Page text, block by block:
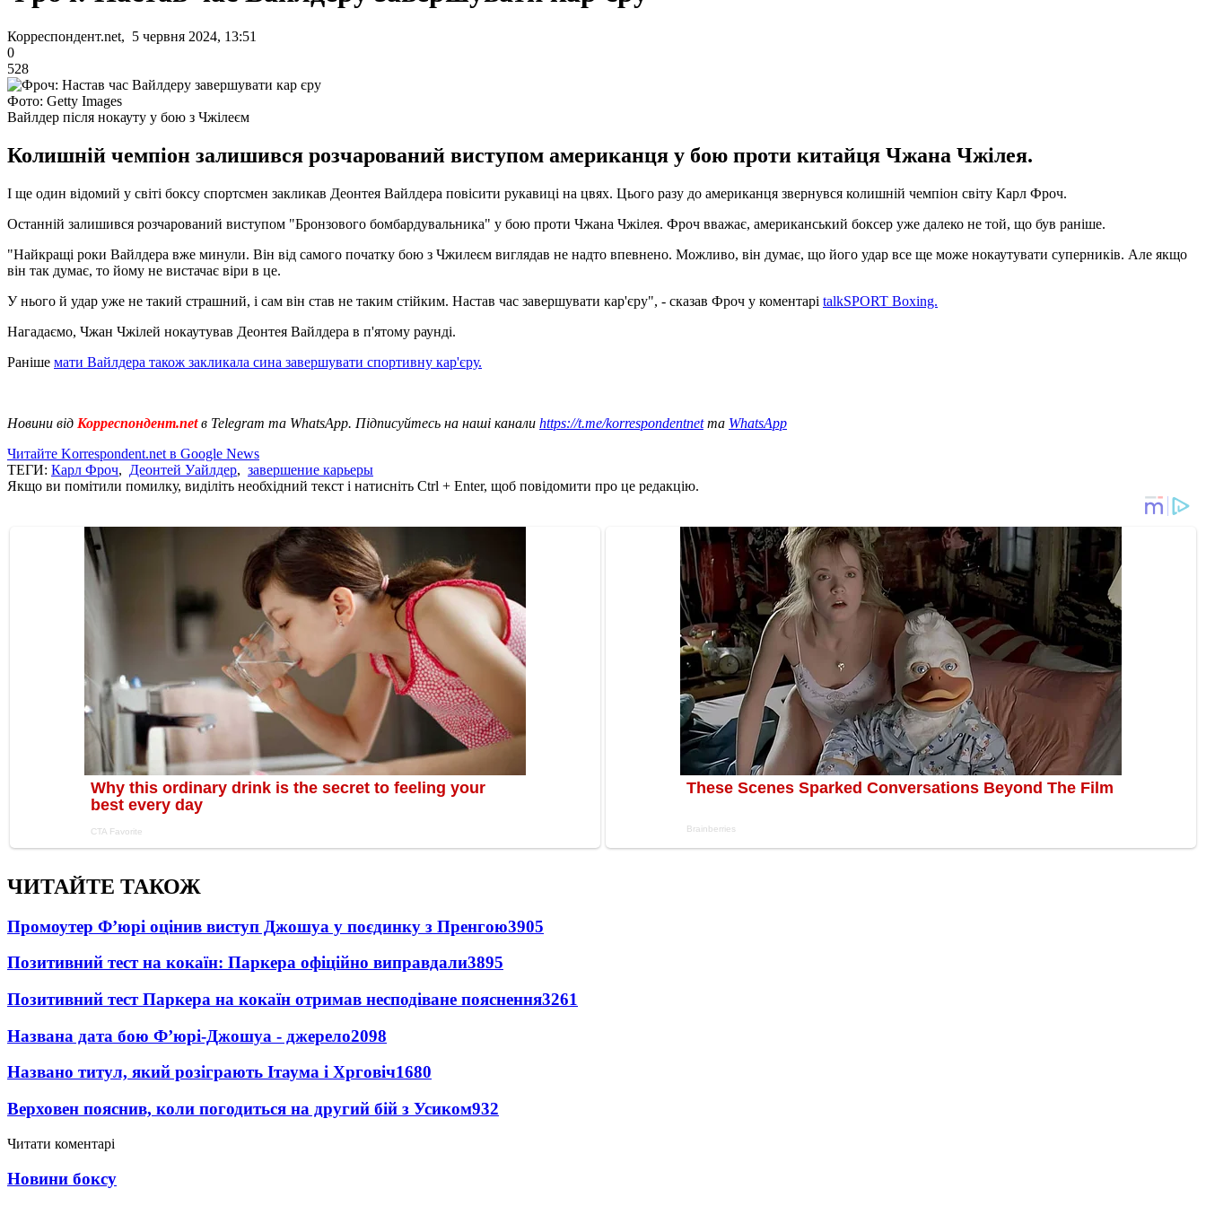
Корреспондент.net, 5 червня 2024, 13:51
0
528
Фото: Getty Images
Вайлдер після нокауту у бою з Чжілеєм
Колишній чемпіон залишився розчарований виступом американця у бою проти китайця Чжана Чжілея.
І ще один відомий у світі боксу спортсмен закликав Деонтея Вайлдера повісити рукавиці на цвях. Цього разу до американця звернувся колишній чемпіон світу Карл Фроч.
Останній залишився розчарований виступом "Бронзового бомбардувальника" у бою проти Чжана Чжілея. Фроч вважає, американський боксер уже далеко не той, що був раніше.
"Найкращі роки Вайлдера вже минули. Він від самого початку бою з Чжилеєм виглядав не надто впевнено. Можливо, він думає, що його удар все ще може нокаутувати суперників. Але якщо
він так думає, то йому не вистачає віри в це.
У нього й удар уже не такий страшний, і сам він став не таким стійким. Настав час завершувати кар'єру", - сказав Фроч у коментарі talkSPORT Boxing.
Нагадаємо, Чжан Чжілей нокаутував Деонтея Вайлдера в п'ятому раунді.
Раніше мати Вайлдера також закликала сина завершувати спортивну кар'єру.
Новини від Корреспондент.netв Telegram та WhatsApp. Підписуйтесь на наші канали https://t.me/korrespondentnetта WhatsApp
Читайте Korrespondent.net в Google News
ТЕГИ: Карл Фроч, Деонтей Уайлдер, завершение карьеры
Якщо ви помітили помилку, виділіть необхідний текст і натисніть Ctrl + Enter, щоб повідомити про це редакцію.
ЧИТАЙТЕ ТАКОЖ
Промоутер Ф’юрі оцінив виступ Джошуа у поєдинку з Пренгою3905
Позитивний тест на кокаїн: Паркера офіційно виправдали3895
Позитивний тест Паркера на кокаїн отримав несподіване пояснення3261
Названа дата бою Ф’юрі-Джошуа - джерело2098
Названо титул, який розіграють Ітаума і Хрговіч1680
Верховен пояснив, коли погодиться на другий бій з Усиком932
Читати коментарі
Новини боксу